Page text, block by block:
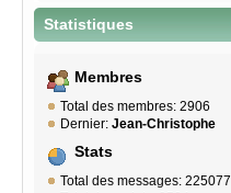
Statistiques
Membres
Total des membres: 2906
Dernier: Jean-Christophe
Stats
Total des messages: 225077